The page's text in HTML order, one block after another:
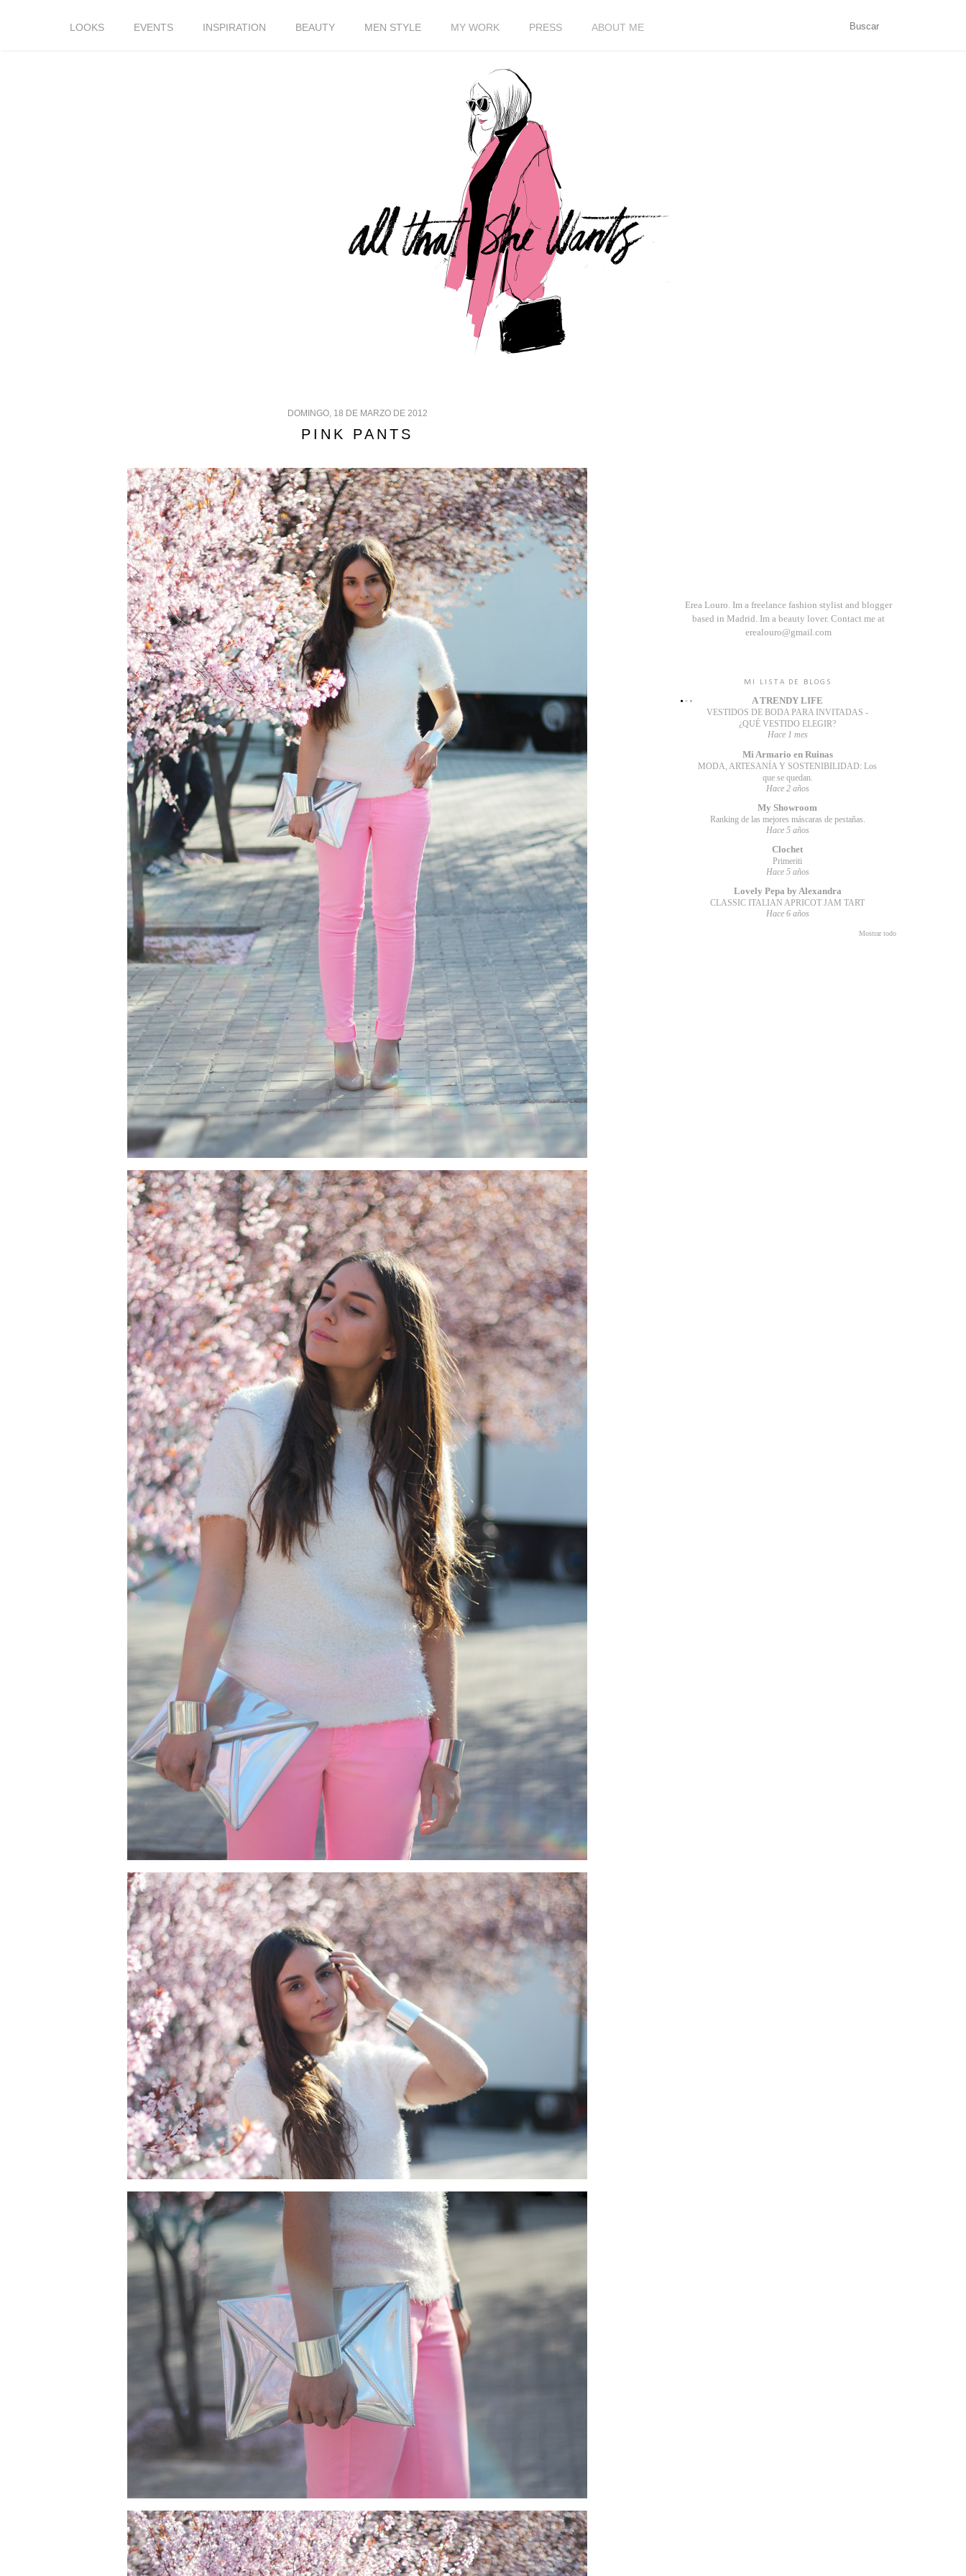
LOOKS EVENTS INSPIRATION BEAUTY MEN STYLE MY WORK PRESS ABOUT ME
DOMINGO, 18 DE MARZO DE 2012
PINK PANTS
Erea Louro. Im a freelance fashion stylist and blogger
based in Madrid. Im a beauty lover. Contact me at
erealouro@gmail.com
MI LISTA DE BLOGS
A TRENDY LIFE
VESTIDOS DE BODA PARA INVITADAS -
¿QUÉ VESTIDO ELEGIR?
Hace 1 mes
Mi Armario en Ruinas
MODA, ARTESANÍA Y SOSTENIBILIDAD: Los
que se quedan.
Hace 2 años
My Showroom
Ranking de las mejores máscaras de pestañas.
Hace 5 años
Clochet
Primeriti
Hace 5 años
Lovely Pepa by Alexandra
CLASSIC ITALIAN APRICOT JAM TART
Hace 6 años
Mostrar todo